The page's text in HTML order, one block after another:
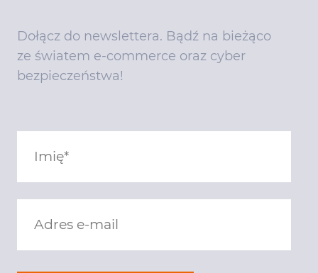
Dołącz do newslettera. Bądź na bieżąco
ze światem e-commerce oraz cyber
bezpieczeństwa!